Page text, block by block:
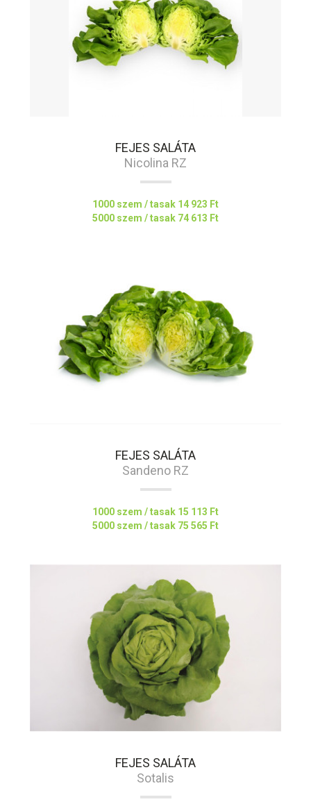
FEJES SALÁTA
Nicolina RZ
1000 szem / tasak 14 923 Ft
5000 szem / tasak 74 613 Ft
FEJES SALÁTA
Sandeno RZ
1000 szem / tasak 15 113 Ft
5000 szem / tasak 75 565 Ft
FEJES SALÁTA
Sotalis